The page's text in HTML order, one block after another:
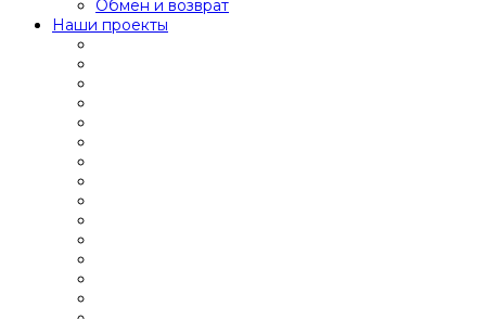
Обмен и возврат
Наши проекты